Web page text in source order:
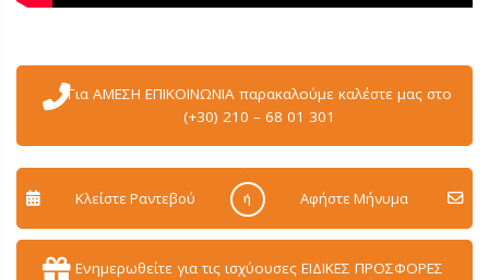
Για ΑΜΕΣΗ ΕΠΙΚΟΙΝΩΝΙΑ παρακαλούμε καλέστε μας στο
(+30) 210 – 68 01 301
Κλείστε Ραντεβού ή Aφήστε Μήνυμα
Ενημερωθείτε για τις ισχύουσες ΕΙΔΙΚΕΣ ΠΡΟΣΦΟΡΕΣ